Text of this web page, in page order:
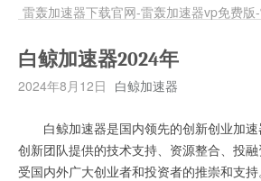
雷轰加速器下载官网-雷轰加速器vp免费
白鲸加速器2024年
2024年8月12日 白鲸加速器
白鲸加速器是国内领先的创新创业加速
创新团队提供的技术支持、资源整合、投
受国内外广大创业者和投资者的推崇和支持